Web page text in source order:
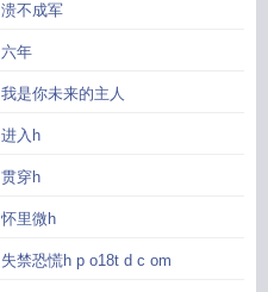
溃不成军
六年
我是你未来的主人
进入h
贯穿h
怀里微h
失禁恐慌h p o18t d c om